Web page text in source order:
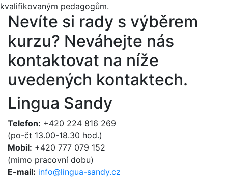
kvalifikovaným pedagogům.
Nevíte si rady s výběrem
kurzu? Neváhejte nás
kontaktovat na níže
uvedených kontaktech.
Lingua Sandy
Telefon: +420 224 816 269
(po-čt 13.00-18.30 hod.)
Mobil: +420 777 079 152
(mimo pracovní dobu)
E-mail: info@lingua-sandy.cz